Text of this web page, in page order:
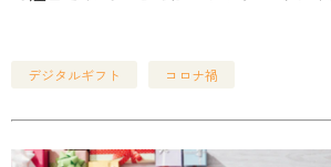
デジタルギフト コロナ禍